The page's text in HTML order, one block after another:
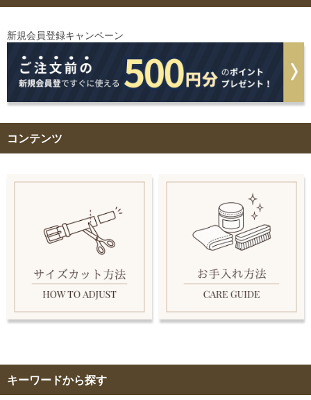
新規会員登録キャンペーン
コンテンツ
キーワードから探す